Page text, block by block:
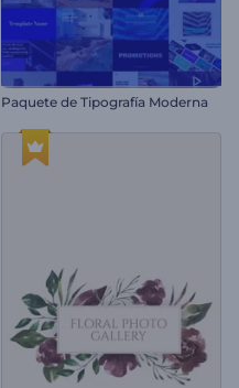
Paquete de Tipografía Moderna